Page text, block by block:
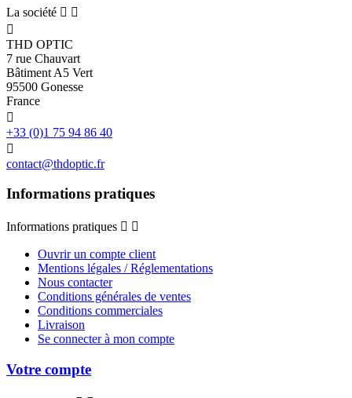
La société  

THD OPTIC
7 rue Chauvart
Bâtiment A5 Vert
95500 Gonesse
France

+33 (0)1 75 94 86 40

contact@thdoptic.fr
Informations pratiques
Informations pratiques  
Ouvrir un compte client
Mentions légales / Réglementations
Nous contacter
Conditions générales de ventes
Conditions commerciales
Livraison
Se connecter à mon compte
Votre compte